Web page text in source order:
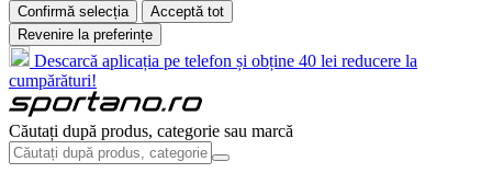
Confirmă selecția
Acceptă tot
Revenire la preferințe
Descarcă aplicația pe telefon și obține 40 lei reducere la
cumpărături!
Căutați după produs, categorie sau marcă